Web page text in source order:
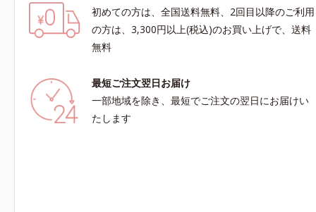
初めての方は、全国送料無料、2回目以降のご利用
の方は、3,300円以上(税込)のお買い上げで、送料
無料
最短ご注文翌日お届け
一部地域を除き、最短でご注文の翌日にお届けい
たします